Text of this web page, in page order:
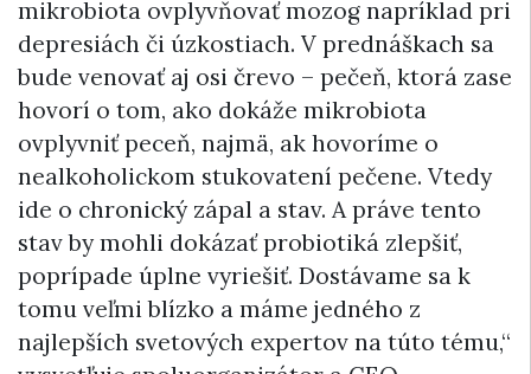
mikrobiota ovplyvňovať mozog napríklad pri
depresiách či úzkostiach. V prednáškach sa
bude venovať aj osi črevo – pečeň, ktorá zase
hovorí o tom, ako dokáže mikrobiota
ovplyvniť peceň, najmä, ak hovoríme o
nealkoholickom stukovatení pečene. Vtedy
ide o chronický zápal a stav. A práve tento
stav by mohli dokázať probiotiká zlepšiť,
poprípade úplne vyriešiť. Dostávame sa k
tomu veľmi blízko a máme jedného z
najlepších svetových expertov na túto tému,“